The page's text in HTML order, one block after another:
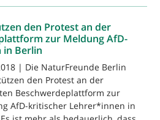
den Protest an der
zur Meldung AfD-
Berlin
| Die NaturFreunde Berlin
den Protest an der
Beschwerdeplattform zur
AfD-kritischer Lehrer*innen in